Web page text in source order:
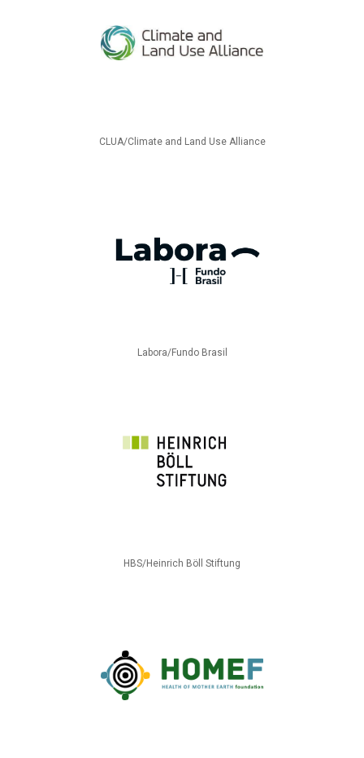
CLUA/Climate and Land Use Alliance
Labora/Fundo Brasil
HBS/Heinrich Böll Stiftung